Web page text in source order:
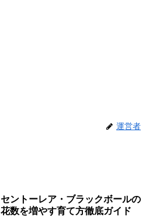
運営者
セントーレア・ブラックボールの
花数を増やす育て方徹底ガイド